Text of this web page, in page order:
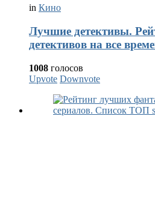
in Кино
Лучшие детективы.
детективов на все
1008 голосов
Upvote Downvote